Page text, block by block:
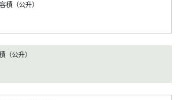
積（公升）
（公升）